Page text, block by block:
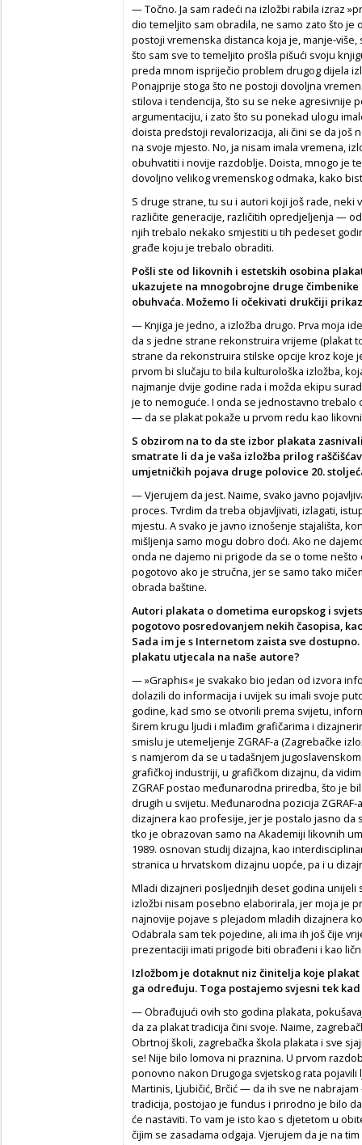
— Točno. Ja sam radeći na izložbi rabila izraz
dio temeljito sam obradila, ne samo zato što je
postoji vremenska distanca koja je, manje-
što sam sve to temeljito prošla pišući svoju
preda mnom ispriječio problem drugog dijela
Ponajprije stoga što ne postoji dovoljna
stilova i tendencija, što su se neke agresivnije
argumentaciju, i zato što su ponekad ulogu
doista predstoji revalorizacija, ali čini se da još
na svoje mjesto. No, ja nisam imala vremena,
obuhvatiti i novije razdoblje. Doista, mnogo je
dovoljno velikog vremenskog odmaka, kako
S druge strane, tu su i autori koji još rade, neki
različite generacije, različitih opredjeljenja —
njih trebalo nekako smjestiti u tih pedeset
građe koju je trebalo obraditi.
Pošli ste od likovnih i estetskih osobina
ukazujete na mnogobrojne druge
obuhvaća. Možemo li očekivati drukčiji
— Knjiga je jedno, a izložba drugo. Prva moja
da s jedne strane rekonstruira vrijeme (plakat
strane da rekonstruira stilske opcije kroz koje
prvom bi slučaju to bila kulturološka izložba,
najmanje dvije godine rada i možda ekipu
je to nemoguće. I onda se jednostavno trebalo
— da se plakat pokaže u prvom redu kao
S obzirom na to da ste izbor plakata
smatrate li da je vaša izložba prilog
umjetničkih pojava druge polovice 20.
— Vjerujem da jest. Naime, svako javno
proces. Tvrdim da treba objavljivati, izlagati,
mjestu. A svako je javno iznošenje stajališta,
mišljenja samo mogu dobro doći. Ako ne
onda ne dajemo ni prigode da se o tome
pogotovo ako je stručna, jer se samo tako
obrada baštine.
Autori plakata o dometima europskog i
pogotovo posredovanjem nekih časopisa,
Sada im je s Internetom zaista sve
plakatu utjecala na naše autore?
— »Graphis« je svakako bio jedan od izvora
dolazili do informacija i uvijek su imali svoje
godine, kad smo se otvorili prema svijetu,
širem krugu ljudi i mlađim grafičarima i
smislu je utemeljenje ZGRAF-a (Zagrebačke
s namjerom da se u tadašnjem
grafičkoj industriji, u grafičkom dizajnu, da
ZGRAF postao međunarodna priredba, što je
drugih u svijetu. Međunarodna pozicija
dizajnera kao profesije, jer je postalo jasno da
tko je obrazovan samo na Akademiji likovnih
1989. osnovan studij dizajna, kao
stranica u hrvatskom dizajnu uopće, pa i u
Mladi dizajneri posljednjih deset godina unijeli
izložbi nisam posebno elaborirala, jer moja je
najnovije pojave s plejadom mladih dizajnera
Odabrala sam tek pojedine, ali ima ih još čije
prezentaciji imati prigode biti obrađeni i kao
Izložbom je dotaknut niz činitelja koje
ga određuju. Toga postajemo svjesni tek
— Obrađujući ovih sto godina plakata,
da za plakat tradicija čini svoje. Naime,
Obrtnoj školi, zagrebačka škola plakata i sve
se! Nije bilo lomova ni praznina. U prvom
ponovno nakon Drugoga svjetskog rata
Martinis, Ljubičić, Brčić — da ih sve ne
tradicija, postojao je fundus i prirodno je bilo
će nastaviti. To vam je isto kao s djetetom u
čijim se zasadama odgaja. Vjerujem da je na